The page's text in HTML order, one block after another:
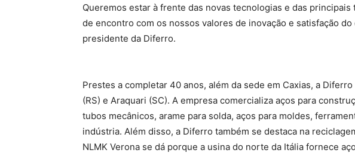
Queremos estar à frente das novas tecnologias e das
de encontro com os nossos valores de inovação e satisfação
presidente da Diferro.
Prestes a completar 40 anos, além da sede em Caxias, a
(RS) e Araquari (SC). A empresa comercializa aços para
tubos mecânicos, arame para solda, aços para moldes,
indústria. Além disso, a Diferro também se destaca na
NLMK Verona se dá porque a usina do norte da Itália fornece